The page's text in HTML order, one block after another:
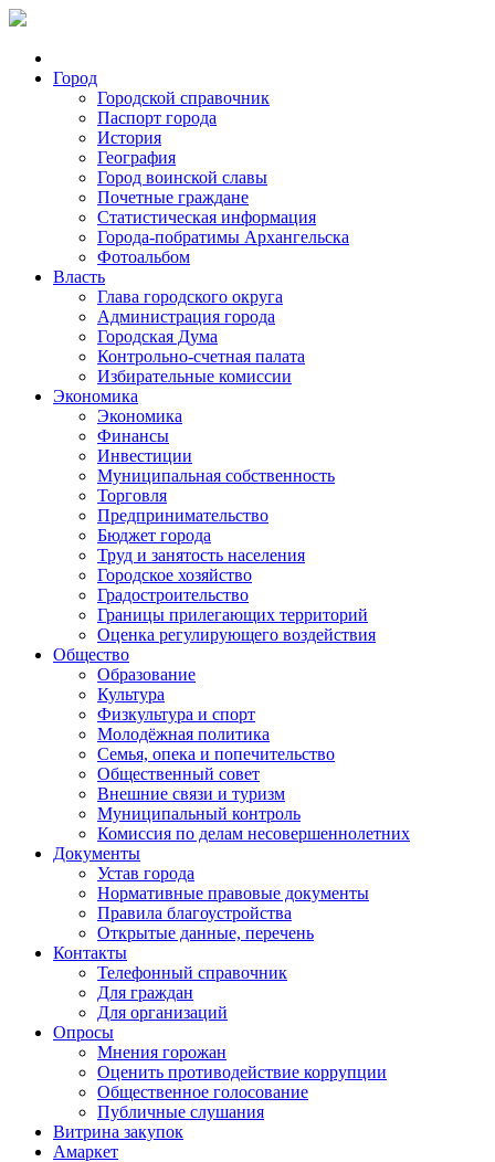
Город
Городской справочник
Паспорт города
История
География
Город воинской славы
Почетные граждане
Статистическая информация
Города-побратимы Архангельска
Фотоальбом
Власть
Глава городского округа
Администрация города
Городская Дума
Контрольно-счетная палата
Избирательные комиссии
Экономика
Экономика
Финансы
Инвестиции
Муниципальная собственность
Торговля
Предпринимательство
Бюджет города
Труд и занятость населения
Городское хозяйство
Градостроительство
Границы прилегающих территорий
Оценка регулирующего воздействия
Общество
Образование
Культура
Физкультура и спорт
Молодёжная политика
Семья, опека и попечительство
Общественный совет
Внешние связи и туризм
Муниципальный контроль
Комиссия по делам несовершеннолетних
Документы
Устав города
Нормативные правовые документы
Правила благоустройства
Открытые данные, перечень
Контакты
Телефонный справочник
Для граждан
Для организаций
Опросы
Мнения горожан
Оценить противодействие коррупции
Общественное голосование
Публичные слушания
Витрина закупок
Амаркет